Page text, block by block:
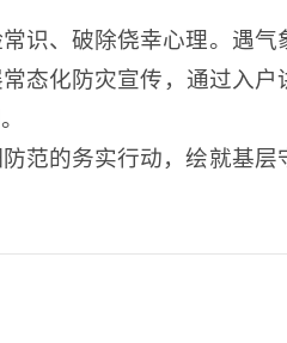
识、破除侥幸心理。遇气
态化防灾宣传，通过入户
范的务实行动，绘就基层